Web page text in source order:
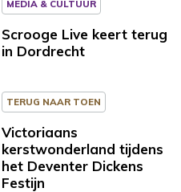
MEDIA & CULTUUR
Scrooge Live keert terug
in Dordrecht
TERUG NAAR TOEN
Victoriaans
kerstwonderland tijdens
het Deventer Dickens
Festijn